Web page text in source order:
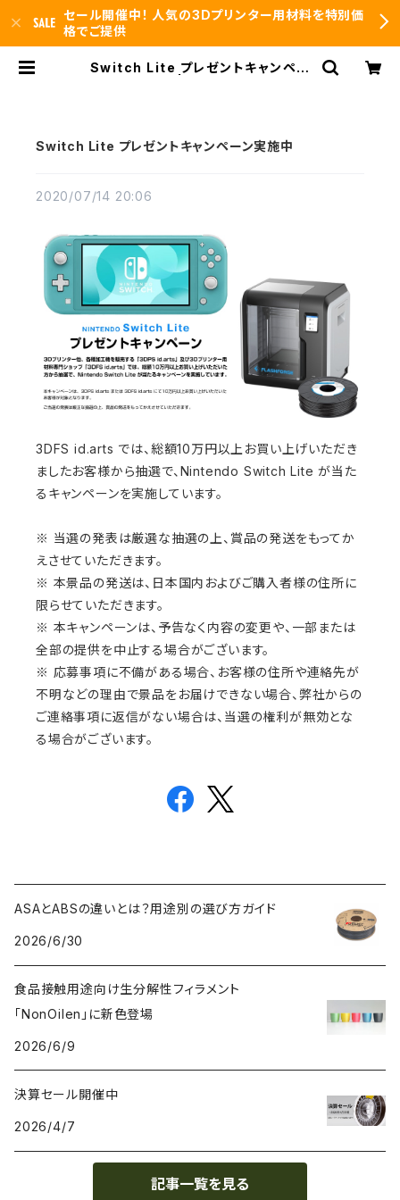
セール開催中！ 人気の3Dプリンター用材料を特別価
格でご提供
Switch Lite プレゼントキャンペー
Switch Lite プレゼントキャンペーン実施中
2020/07/14 20:06
3DFS id.arts では、総額10万円以上お買い上げいただき
ましたお客様から抽選で、Nintendo Switch Lite が当た
るキャンペーンを実施しています。
※ 当選の発表は厳選な抽選の上、賞品の発送をもってか
えさせていただきます。
※ 本景品の発送は、日本国内およびご購入者様の住所に
限らせていただきます。
※ 本キャンペーンは、予告なく内容の変更や、一部または
全部の提供を中止する場合がございます。
※ 応募事項に不備がある場合、お客様の住所や連絡先が
不明などの理由で景品をお届けできない場合、弊社からの
ご連絡事項に返信がない場合は、当選の権利が無効とな
る場合がございます。
ASAとABSの違いとは？用途別の選び方ガイド
2026/6/30
食品接触用途向け生分解性フィラメント
「NonOilen」に新色登場
2026/6/9
決算セール開催中
2026/4/7
記事一覧を見る